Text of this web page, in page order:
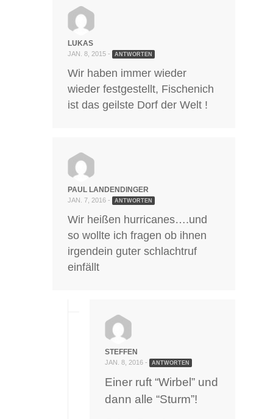
LUKAS
JAN. 8, 2015 - ANTWORTEN
Wir haben immer wieder
wieder festgestellt, Fischenich
ist das geilste Dorf der Welt !
PAUL LANDENDINGER
JAN. 7, 2016 - ANTWORTEN
Wir heißen hurricanes….und
so wollte ich fragen ob ihnen
irgendein guter schlachtruf
einfällt
STEFFEN
JAN. 8, 2016 - ANTWORTEN
Einer ruft “Wirbel” und
dann alle “Sturm”!